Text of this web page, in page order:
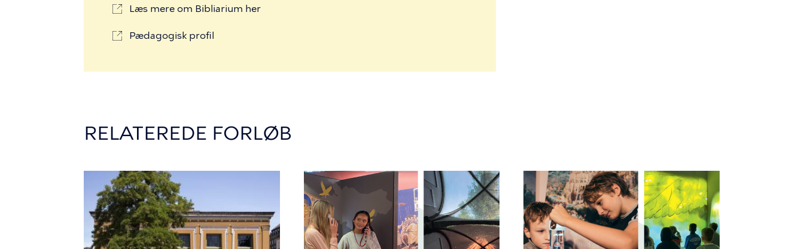
Læs mere om Bibliarium her
Pædagogisk profil
RELATEREDE FORLØB